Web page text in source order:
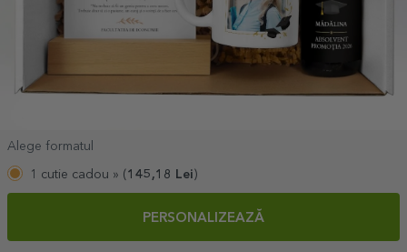
Alege formatul
1 cutie cadou » ( 145,18 Lei )
PERSONALIZEAZĂ